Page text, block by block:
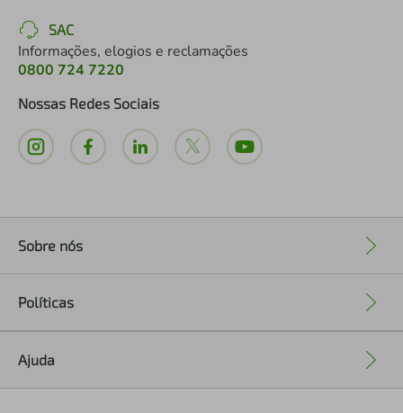
SAC
Informações, elogios e reclamações
0800 724 7220
Nossas Redes Sociais
Sobre nós
Políticas
Ajuda